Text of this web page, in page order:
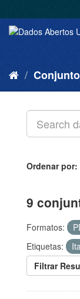
Ordenar por
9
Formatos:
Etiquetas:
Filtrar